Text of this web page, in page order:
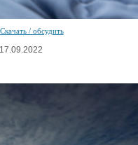
Скачать / обсудить